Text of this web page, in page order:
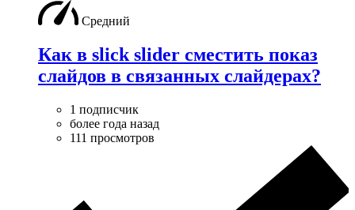
Средний
Как в slick slider сместить показ
слайдов в связанных слайдерах?
1 подписчик
более года назад
111 просмотров